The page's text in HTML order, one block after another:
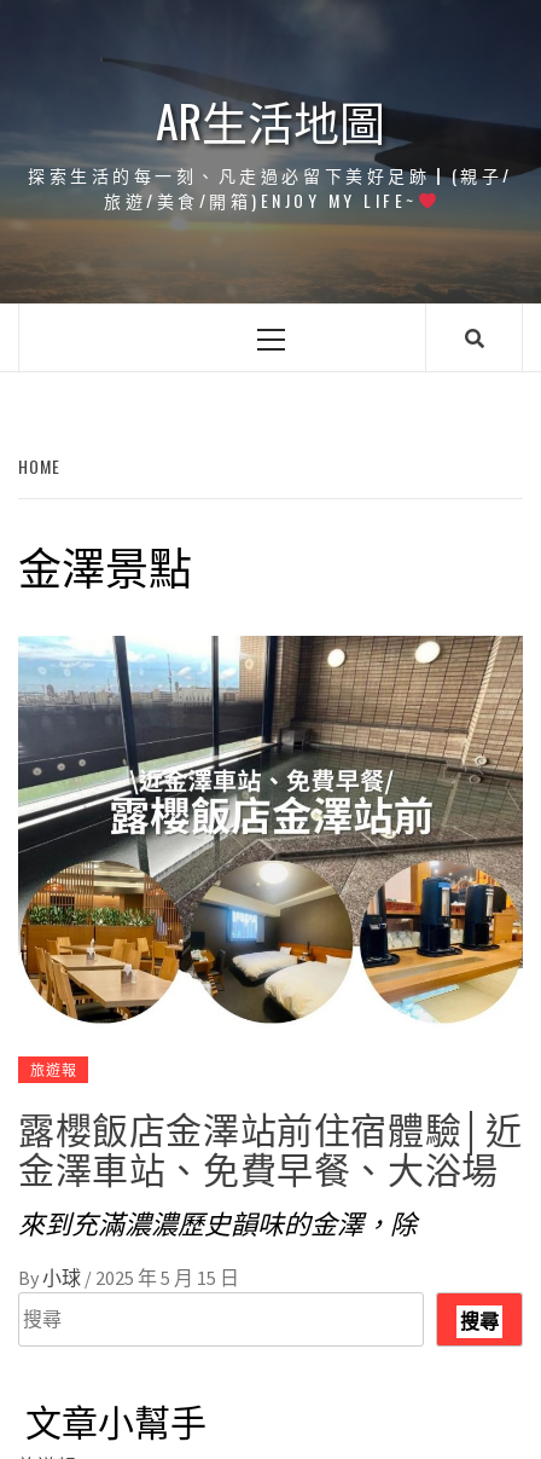
AR生活地圖
探索生活的每一刻、凡走過必留下美好足跡┃(親子/
旅遊/美食/開箱)ENJOY MY LIFE~
Primary
HOME
金澤景點
旅遊報
露櫻飯店金澤站前住宿體驗│近
金澤車站、免費早餐、大浴場
來到充滿濃濃歷史韻味的金澤，除
By小球 / 2025 年 5 月 15 日
搜
尋
搜尋
文章小幫手